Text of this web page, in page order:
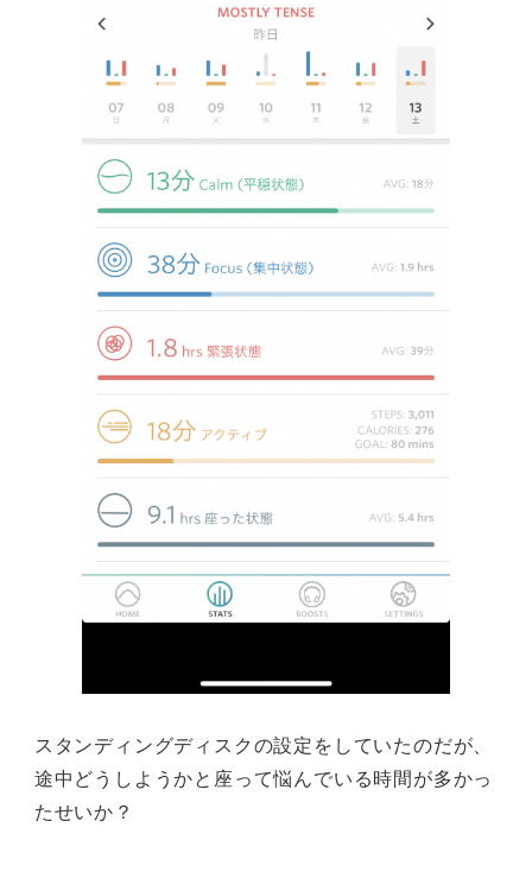
スタンディングディスクの設定をしていたのだが、
途中どうしようかと座って悩んでいる時間が多かっ
たせいか？